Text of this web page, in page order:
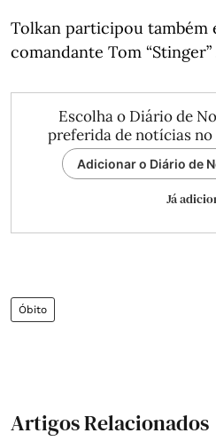
Tolkan participou também
comandante Tom “Stinger”
Escolha o Diário de
preferida de notícias no
Adicionar o Diário de
Já
Óbito
Artigos Relacionados